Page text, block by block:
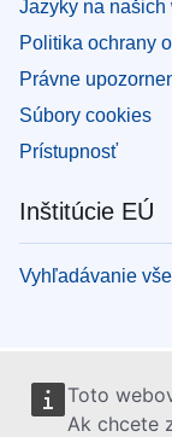
Toto
Ak chcete
Jazyky na našich
Politika ochrany
Právne
Súbory cookies
Prístupnosť
Inštitúcie EÚ
Vyhľadávanie